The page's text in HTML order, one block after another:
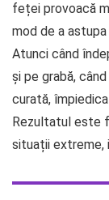
feței provoacă
mod de a
Atunci când
și pe grabă,
curată,
Rezultatul este
situații extreme,